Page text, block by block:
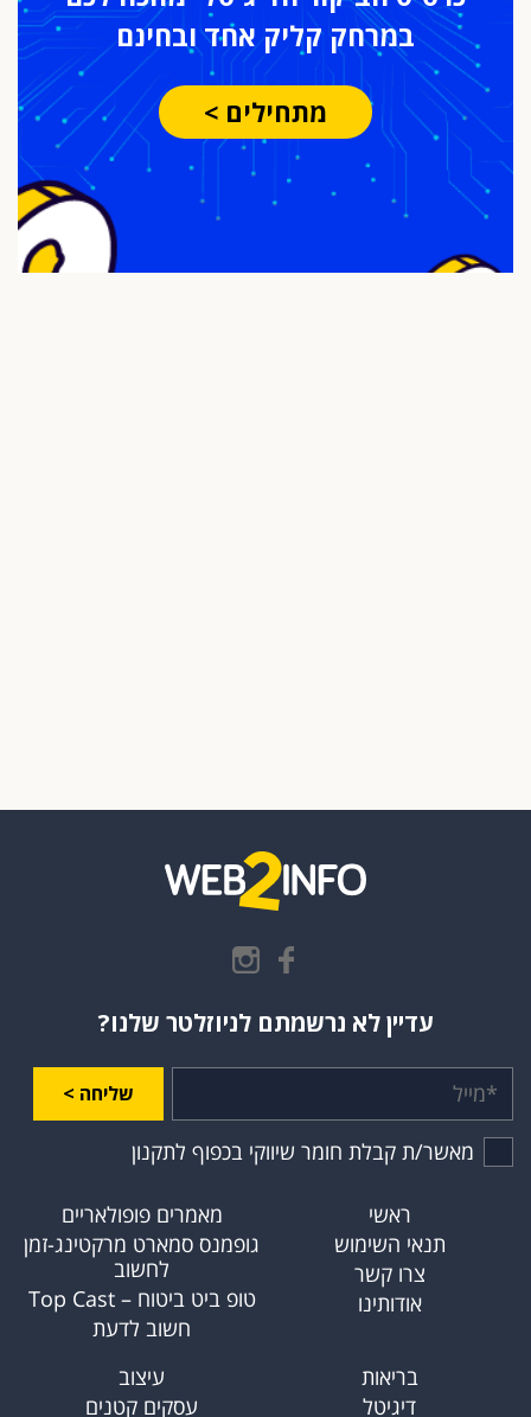
במרחק קליק אחד ובחינם
מתחילים >
עדיין לא נרשמתם לניוזלטר שלנו?
שליחה >
מאשר/ת קבלת חומר שיווקי בכפוף לתקנון
ראשי
תנאי השימוש
צרו קשר
אודותינו
מאמרים פופולאריים
גופמנס סמארט מרקטינג-זמן
לחשוב
טופ ביט ביטוח – Top Cast
חשוב לדעת
בריאות
דיגיטל
עיצוב
עסקים קטנים